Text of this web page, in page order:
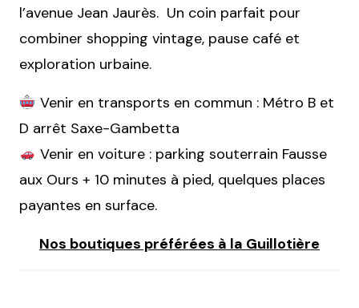
l’avenue Jean Jaurès. Un coin parfait pour
combiner shopping vintage, pause café et
exploration urbaine.
Venir en transports en commun : Métro B et
D arrêt Saxe-Gambetta
Venir en voiture : parking souterrain Fausse
aux Ours + 10 minutes à pied, quelques places
payantes en surface.
Nos boutiques préférées à la Guillotière